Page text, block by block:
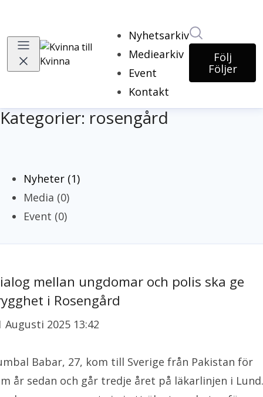
Nyhetsarkiv
Mediearkiv
Event
Kontakt
Följ
Följer
Kategorier: rosengård
Nyheter (1)
Media (0)
Event (0)
mellan ungdomar och polis ska ge
i Rosengård
Augusti 2025 13:42
Babar, 27, kom till Sverige från Pakistan för
år sedan och går tredje året på läkarlinjen i Lund.